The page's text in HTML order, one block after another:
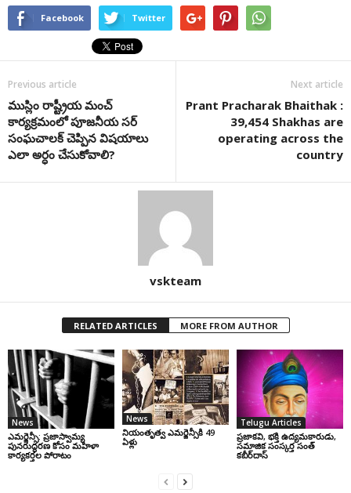
Facebook Twitter
Previous article
ముస్లిం రాష్ట్రీయ మంచ్
కార్యక్రమంలో పూజనీయ సర్
సంఘచాలక్ చెప్పిన విషయాలు
ఎలా అర్ధం చేసుకోవాలి?
Next article
Prant Pracharak Bhaithak :
39,454 Shakhas are
operating across the
country
vskteam
RELATED ARTICLES MORE FROM AUTHOR
News
ఎమర్జెన్సీ: ప్రజాస్వామ్య
పునరుద్ధరణ కోసం మహిళా
కార్యకర్తల పోరాటం
News
నియంతృత్వ ఎమర్జెన్సీకి 49
ఏళ్లు
Telugu Articles
ప్రజాకవి, భక్తి ఉద్యమకారుడు,
సమాజిక సంస్కర్త సంత్‌
కబీర్‌దాస్‌